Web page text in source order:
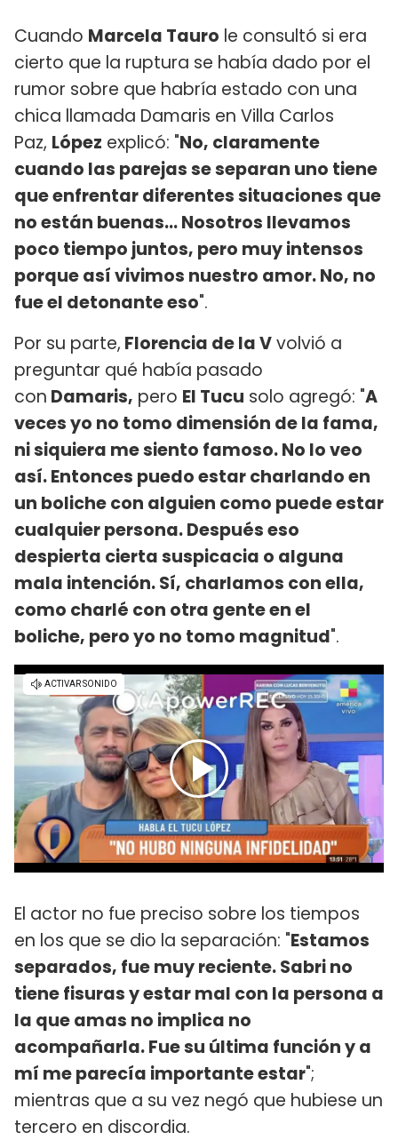
Cuando Marcela Tauro le consultó si era
cierto que la ruptura se había dado por el
rumor sobre que habría estado con una
chica llamada Damaris en Villa Carlos
Paz, López explicó: "No, claramente
cuando las parejas se separan uno tiene
que enfrentar diferentes situaciones que
no están buenas... Nosotros llevamos
poco tiempo juntos, pero muy intensos
porque así vivimos nuestro amor. No, no
fue el detonante eso".
Por su parte, Florencia de la Vvolvió a
preguntar qué había pasado
con Damaris, pero El Tucu solo agregó: "A
veces yo no tomo dimensión de la fama,
ni siquiera me siento famoso. No lo veo
así. Entonces puedo estar charlando en
un boliche con alguien como puede estar
cualquier persona. Después eso
despierta cierta suspicacia o alguna
mala intención. Sí, charlamos con ella,
como charlé con otra gente en el
boliche, pero yo no tomo magnitud".
El actor no fue preciso sobre los tiempos
en los que se dio la separación: "Estamos
separados, fue muy reciente. Sabri no
tiene fisuras y estar mal con la persona a
la que amas no implica no
acompañarla. Fue su última función y a
mí me parecía importante estar";
mientras que a su vez negó que hubiese un
tercero en discordia.